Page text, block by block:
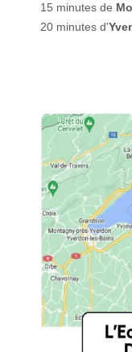
15 minutes de
20 minutes d'